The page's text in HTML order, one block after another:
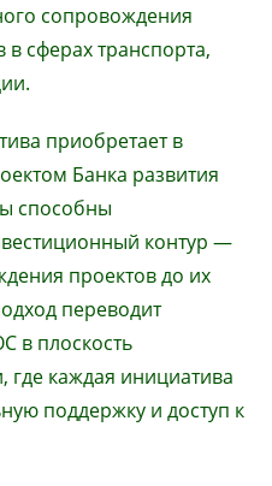
сопровождения
сферах транспорта,
приобретает в
Банка развития
способны
контур —
проектов до их
переводит
в плоскость
где каждая инициатива
поддержку и доступ к